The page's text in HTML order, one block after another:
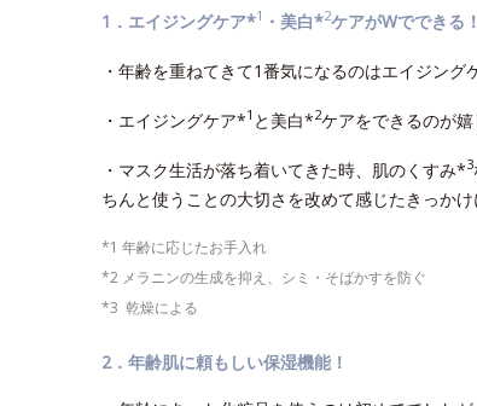
1．エイジングケア*1 ・美白*2ケアがWでできる！
・年齢を重ねてきて1番気になるのはエイジング
・エイジングケア*1 と美白*2ケアをできるのが嬉
・マスク生活が落ち着いてきた時、肌のくすみ*3
ちんと使うことの大切さを改めて感じたきっかけ
*1 年齢に応じたお手入れ
*2 メラニンの生成を抑え、シミ・そばかすを防ぐ
*3 乾燥による
2．年齢肌に頼もしい保湿機能！